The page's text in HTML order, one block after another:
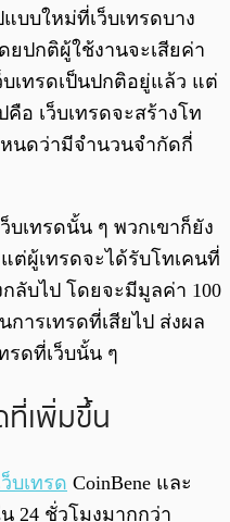
แบบใหม่ที่เว็บเทรดบาง
ยปกติผู้ใช้งานจะเสียค่า
เทรดเป็นปกติอยู่แล้ว แต่
อ เว็บเทรดจะสร้างโท
นดว่ามีจำนวนจำกัดกี่
บเทรดนั้น ๆ พวกเขาก็ยัง
ต่ผู้เทรดจะได้รับโทเคนที่
ลับไป โดยจะมีมูลค่า 100
การเทรดที่เสียไป ส่งผล
รดที่เว็บนั้น ๆ
ที่เพิ่มขึ้น
ว็บเทรด CoinBene และ
24 ชั่วโมงมากกว่า